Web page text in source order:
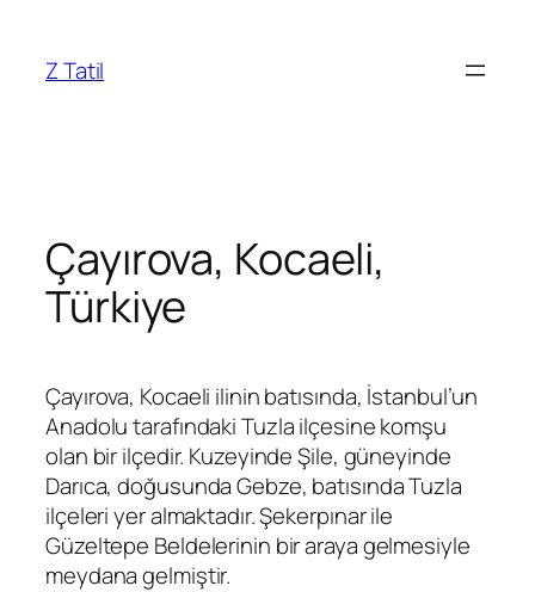
Z Tatil
Çayırova, Kocaeli,
Türkiye
Çayırova, Kocaeli ilinin batısında, İstanbul’un
Anadolu tarafındaki Tuzla ilçesine komşu
olan bir ilçedir. Kuzeyinde Şile, güneyinde
Darıca, doğusunda Gebze, batısında Tuzla
ilçeleri yer almaktadır. Şekerpınar ile
Güzeltepe Beldelerinin bir araya gelmesiyle
meydana gelmiştir.